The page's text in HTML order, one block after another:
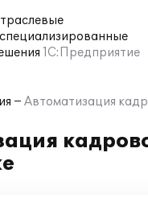
1С:Предприятие
Автоматизация